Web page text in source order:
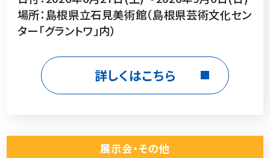
場所：島根県立石見美術館（島根県芸術文化セン
ター「グラントワ」内）
詳しくはこちら
展示会・その他